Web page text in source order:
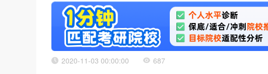
2020-11-03 00:00:00 687